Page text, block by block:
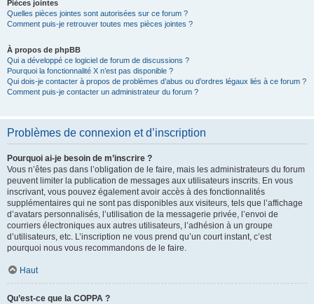
Pièces jointes
Quelles pièces jointes sont autorisées sur ce forum ?
Comment puis-je retrouver toutes mes pièces jointes ?
À propos de phpBB
Qui a développé ce logiciel de forum de discussions ?
Pourquoi la fonctionnalité X n’est pas disponible ?
Qui dois-je contacter à propos de problèmes d’abus ou d’ordres légaux liés à ce forum ?
Comment puis-je contacter un administrateur du forum ?
Problèmes de connexion et d’inscription
Pourquoi ai-je besoin de m’inscrire ?
Vous n’êtes pas dans l’obligation de le faire, mais les administrateurs du forum
peuvent limiter la publication de messages aux utilisateurs inscrits. En vous
inscrivant, vous pouvez également avoir accès à des fonctionnalités
supplémentaires qui ne sont pas disponibles aux visiteurs, tels que l’affichage
d’avatars personnalisés, l’utilisation de la messagerie privée, l’envoi de
courriers électroniques aux autres utilisateurs, l’adhésion à un groupe
d’utilisateurs, etc. L’inscription ne vous prend qu’un court instant, c’est
pourquoi nous vous recommandons de le faire.
Haut
Qu’est-ce que la COPPA ?